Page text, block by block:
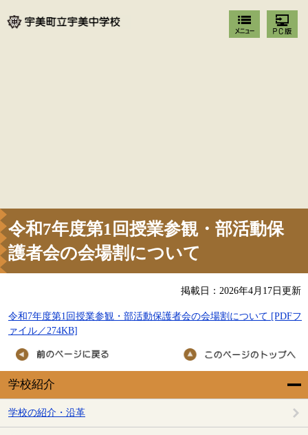
学校紹介
学校の紹介・沿革
令和7年度第1回授業参観・部活動保
護者会の会場割について
掲載日：2026年4月17日更新
令和7年度第1回授業参観・部活動保護者会の会場割について [PDFフ
ァイル／274KB]